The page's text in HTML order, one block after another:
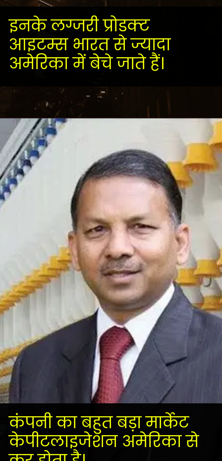
इनके लग्जरी प्रोडक्ट
आइटम्स भारत से ज्यादा
कंपनी का बहुत बड़ा मार्केट
केपीटलाइजेशन अमेरिका से